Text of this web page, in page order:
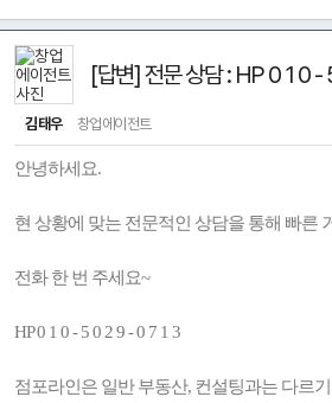
[답변] 전문 상담 : HP 0 1 0
김태우 창업에이전트
안녕하세요.
현 상황에 맞는 전문적인 상담을 통해 빠른
전화 한 번 주세요~
HP 0 1 0 - 5 0 2 9 - 0 7 1 3
점포라인은 일반 부동산, 컨설팅과는 다르